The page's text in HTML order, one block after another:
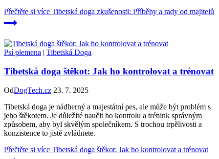
Přečtěte si více Tibetská doga zkušenosti: Příběhy a rady od majitelů
Psí plemena | Tibetská Doga
Tibetská doga štěkot: Jak ho kontrolovat a trénovat
OdDogTech.cz 23. 7. 2025
Tibetská doga je nádherný a majestátní pes, ale může být problém s
jeho štěkotem. Je důležité naučit ho kontrolu a trénink správným
způsobem, aby byl skvělým společníkem. S trochou trpělivosti a
konzistence to jistě zvládnete.
Přečtěte si více Tibetská doga štěkot: Jak ho kontrolovat a trénovat